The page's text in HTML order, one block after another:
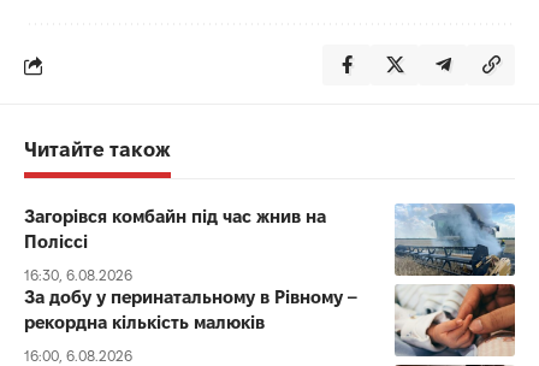
Читайте також
Загорівся комбайн під час жнив на
Поліссі
16:30, 6.08.2026
За добу у перинатальному в Рівному –
рекордна кількість малюків
16:00, 6.08.2026